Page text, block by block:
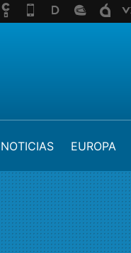
NOTICIAS EUROPA